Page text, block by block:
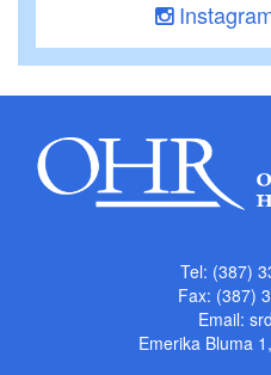
Tel: (387)
Fax: (387)
Email:
Emerika Bluma